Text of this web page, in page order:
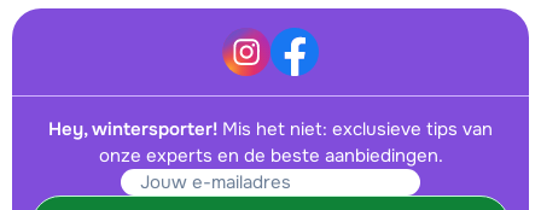
Hey, wintersporter! Mis het niet: exclusieve tips van
onze experts en de beste aanbiedingen.